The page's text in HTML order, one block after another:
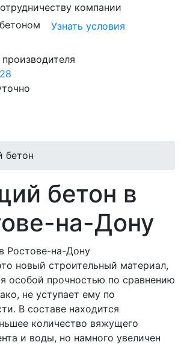
компании
Узнать условия
бетон
бетон в
на-Дону
новый строительный материал,
особой прочностью по сравнению
не уступает ему по
В составе находится
количество вяжущего
и воды, но намного увеличен